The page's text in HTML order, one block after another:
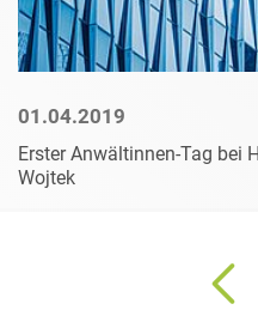
01.04.2019
Erster Anwältinnen-Tag bei
Wojtek